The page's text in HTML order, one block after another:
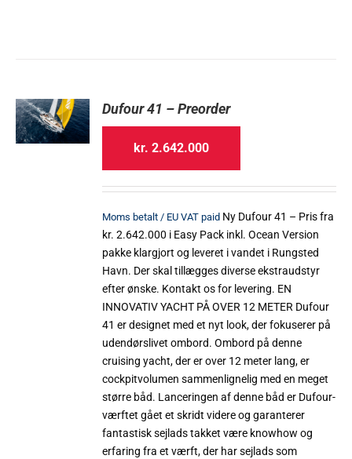
Dufour 41 – Preorder
kr. 2.642.000
Moms betalt / EU VAT paid Ny Dufour 41 – Pris fra
kr. 2.642.000 i Easy Pack inkl. Ocean Version
pakke klargjort og leveret i vandet i Rungsted
Havn. Der skal tillægges diverse ekstraudstyr
efter ønske. Kontakt os for levering. EN
INNOVATIV YACHT PÅ OVER 12 METER Dufour
41 er designet med et nyt look, der fokuserer på
udendørslivet ombord. Ombord på denne
cruising yacht, der er over 12 meter lang, er
cockpitvolumen sammenlignelig med en meget
større båd. Lanceringen af denne båd er Dufour-
værftet gået et skridt videre og garanterer
fantastisk sejlads takket være knowhow og
erfaring fra et værft, der har sejlads som